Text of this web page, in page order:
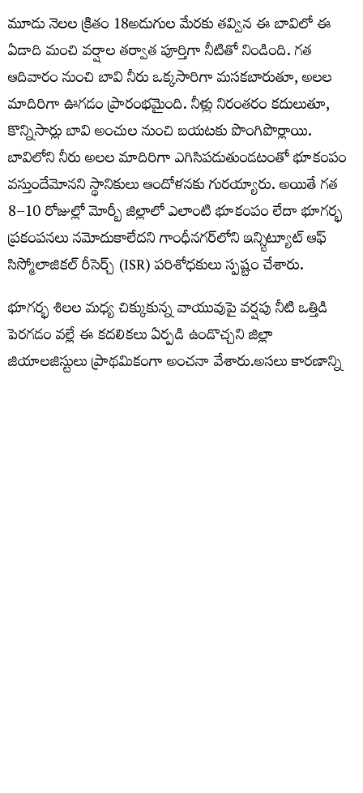
మూడు నెలల క్రితం 18అడుగుల మేరకు తవ్విన ఈ బావిలో ఈ
ఏడాది మంచి వర్షాల తర్వాత పూర్తిగా నీటితో నిండింది. గ‌త
ఆదివారం నుంచి బావి నీరు ఒక్కసారిగా మసకబారుతూ, అలల
మాదిరిగా ఊగడం ప్రారంభమైంది. నీళ్లు నిరంతరం కదులుతూ,
కొన్నిసార్లు బావి అంచుల నుంచి బయటకు పొంగిపొర్లాయి.
బావిలోని నీరు అలల మాదిరిగా ఎగిసిపడుతుండటంతో భూకంపం
వస్తుందేమోనని స్థానికులు ఆందోళనకు గురయ్యారు. అయితే గత
8–10 రోజుల్లో మోర్బీ జిల్లాలో ఎలాంటి భూకంపం లేదా భూగర్భ
ప్రకంపనలు నమోదుకాలేదని గాంధీనగర్‌లోని ఇన్స్టిట్యూట్ ఆఫ్
సిస్మోలాజికల్ రీసెర్చ్ (ISR) పరిశోధకులు స్పష్టం చేశారు.
భూగర్భ శిలల మధ్య చిక్కుకున్న వాయువుపై వర్షపు నీటి ఒత్తిడి
పెరగడం వల్లే ఈ కదలికలు ఏర్పడి ఉండొచ్చని జిల్లా
జియాలజిస్టులు ప్రాథమికంగా అంచనా వేశారు.అసలు కారణాన్ని